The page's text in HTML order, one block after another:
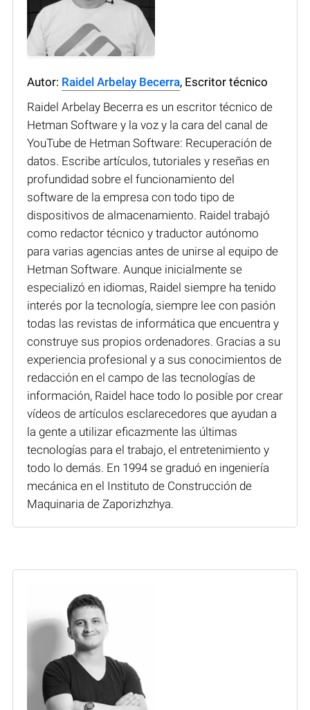
Autor: Raidel Arbelay Becerra, Escritor técnico
Raidel Arbelay Becerra es un escritor técnico de
Hetman Software y la voz y la cara del canal de
YouTube de Hetman Software: Recuperación de
datos. Escribe artículos, tutoriales y reseñas en
profundidad sobre el funcionamiento del
software de la empresa con todo tipo de
dispositivos de almacenamiento. Raidel trabajó
como redactor técnico y traductor autónomo
para varias agencias antes de unirse al equipo de
Hetman Software. Aunque inicialmente se
especializó en idiomas, Raidel siempre ha tenido
interés por la tecnología, siempre lee con pasión
todas las revistas de informática que encuentra y
construye sus propios ordenadores. Gracias a su
experiencia profesional y a sus conocimientos de
redacción en el campo de las tecnologías de
información, Raidel hace todo lo posible por crear
vídeos de artículos esclarecedores que ayudan a
la gente a utilizar eficazmente las últimas
tecnologías para el trabajo, el entretenimiento y
todo lo demás. En 1994 se graduó en ingeniería
mecánica en el Instituto de Construcción de
Maquinaria de Zaporizhzhya.